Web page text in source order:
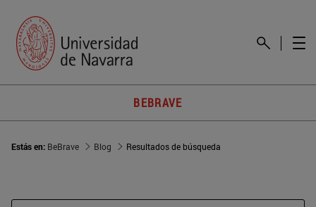
BEBRAVE
Estás en: BeBrave Blog Resultados de búsqueda